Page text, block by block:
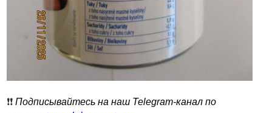
❗️❗️Подписывайтесь на наш Telegram-канал по